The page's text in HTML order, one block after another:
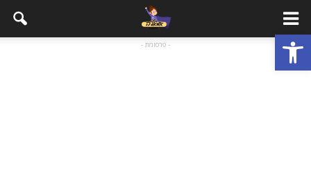
פתח סרגל נגישות - פרסומת -